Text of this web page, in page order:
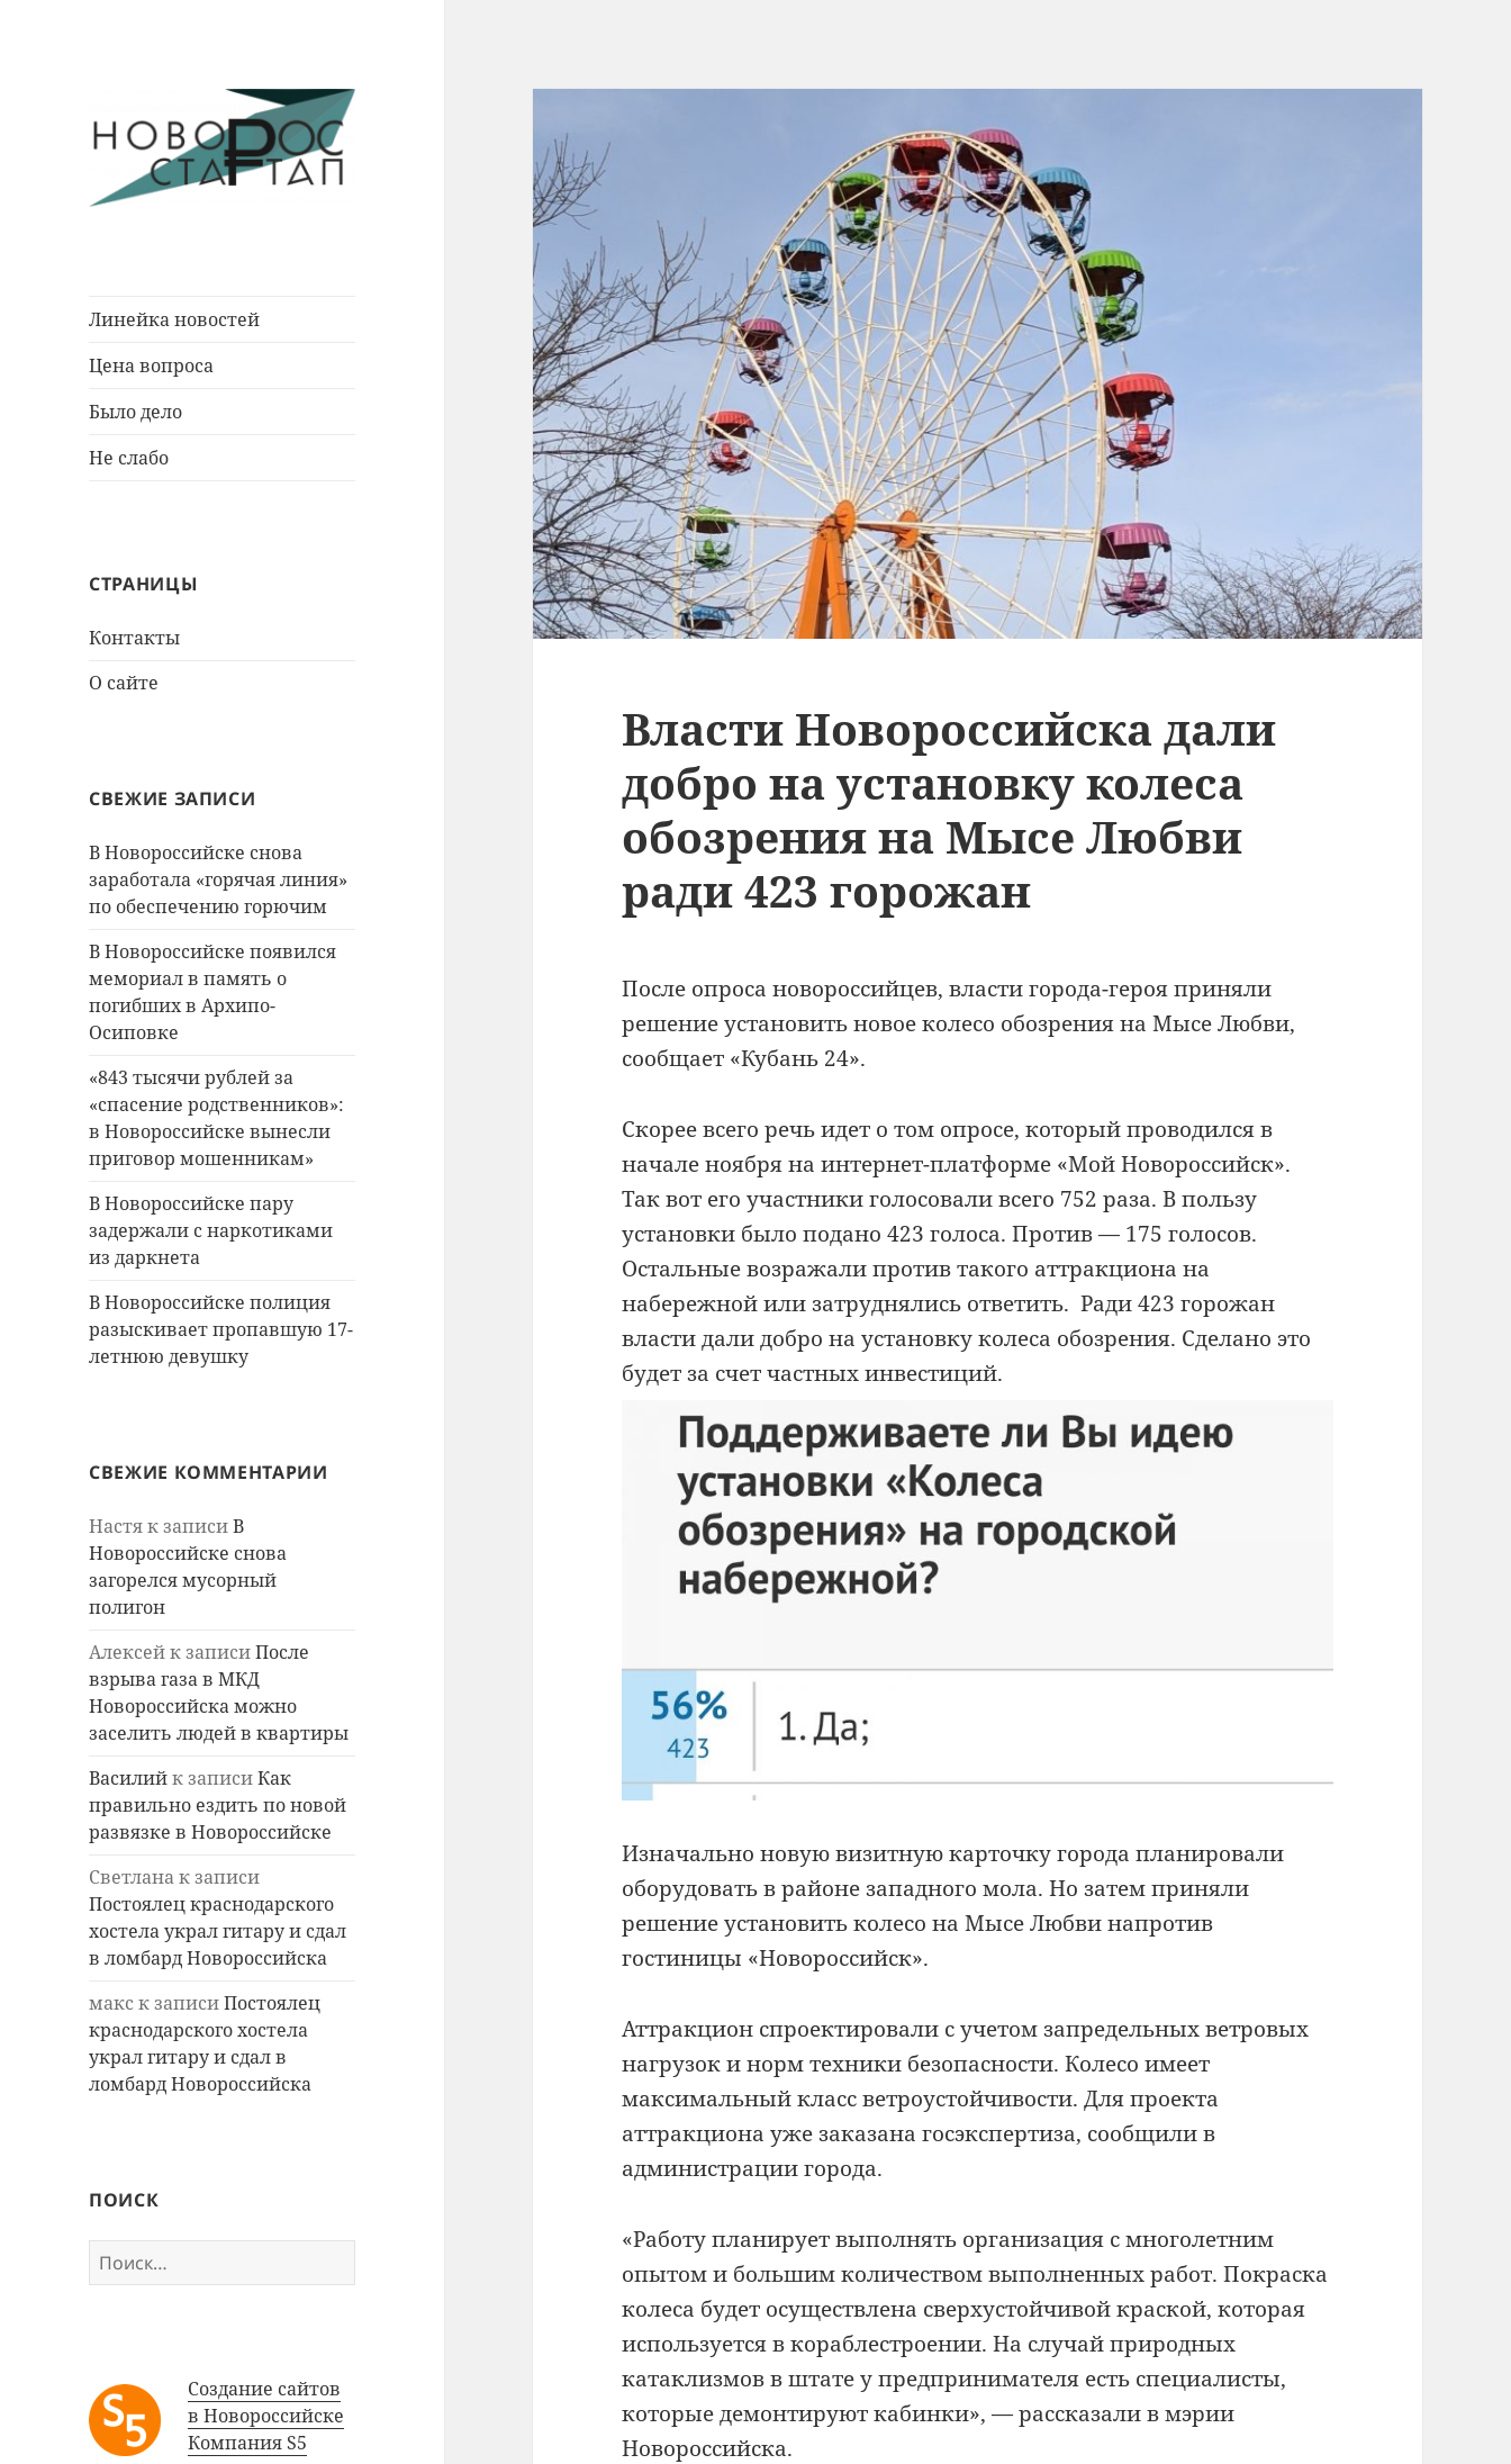
Линейка новостей
Цена вопроса
Было дело
Не слабо
СТРАНИЦЫ
Контакты
О сайте
СВЕЖИЕ ЗАПИСИ
В Новороссийске снова
заработала «горячая линия»
по обеспечению горючим
В Новороссийске появился
мемориал в память о
погибших в Архипо-
Осиповке
«843 тысячи рублей за
«спасение родственников»:
в Новороссийске вынесли
приговор мошенникам»
В Новороссийске пару
задержали с наркотиками
из даркнета
В Новороссийске полиция
разыскивает пропавшую 17-
летнюю девушку
СВЕЖИЕ КОММЕНТАРИИ
Настяк записиВ
Новороссийске снова
загорелся мусорный
полигон
Алексейк записиПосле
взрыва газа в МКД
Новороссийска можно
заселить людей в квартиры
Василийк записиКак
правильно ездить по новой
развязке в Новороссийске
Светланак записи
Постоялец краснодарского
хостела украл гитару и сдал
в ломбард Новороссийска
макск записиПостоялец
краснодарского хостела
украл гитару и сдал в
ломбард Новороссийска
ПОИСК
Найти:
Создание сайтов
в Новороссийске
Компания S5
Власти Новороссийска дали
добро на установку колеса
обозрения на Мысе Любви
ради 423 горожан
После опроса новороссийцев, власти города-героя приняли
решение установить новое колесо обозрения на Мысе Любви,
сообщает «Кубань 24».
Скорее всего речь идет о том опросе, который проводился в
начале ноября на интернет-платформе «Мой Новороссийск».
Так вот его участники голосовали всего 752 раза. В пользу
установки было подано 423 голоса. Против — 175 голосов.
Остальные возражали против такого аттракциона на
набережной или затруднялись ответить. Ради 423 горожан
власти дали добро на установку колеса обозрения. Сделано это
будет за счет частных инвестиций.
Изначально новую визитную карточку города планировали
оборудовать в районе западного мола. Но затем приняли
решение установить колесо на Мысе Любви напротив
гостиницы «Новороссийск».
Аттракцион спроектировали с учетом запредельных ветровых
нагрузок и норм техники безопасности. Колесо имеет
максимальный класс ветроустойчивости. Для проекта
аттракциона уже заказана госэкспертиза, сообщили в
администрации города.
«Работу планирует выполнять организация с многолетним
опытом и большим количеством выполненных работ. Покраска
колеса будет осуществлена сверхустойчивой краской, которая
используется в кораблестроении. На случай природных
катаклизмов в штате у предпринимателя есть специалисты,
которые демонтируют кабинки», — рассказали в мэрии
Новороссийска.